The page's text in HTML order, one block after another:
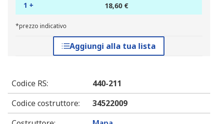
1 + 18,60 €
*prezzo indicativo
Aggiungi alla tua lista
Codice RS:
440-211
Codice costruttore:
34522009